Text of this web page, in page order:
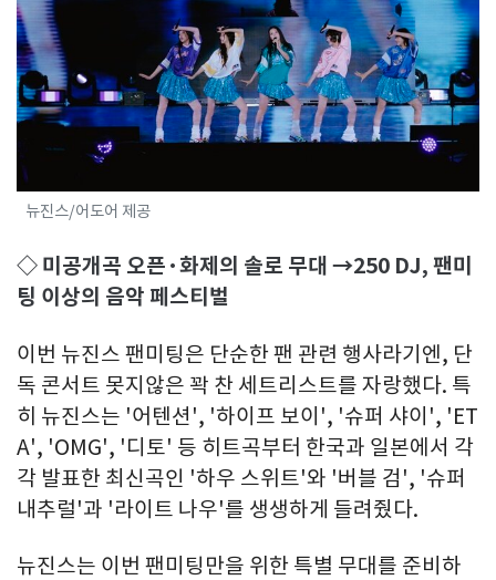
뉴진스/어도어 제공
◇ 미공개곡 오픈·화제의 솔로 무대 →250 DJ, 팬미
팅 이상의 음악 페스티벌
이번 뉴진스 팬미팅은 단순한 팬 관련 행사라기엔, 단
독 콘서트 못지않은 꽉 찬 세트리스트를 자랑했다. 특
히 뉴진스는 '어텐션', '하이프 보이', '슈퍼 샤이', 'ET
A', 'OMG', '디토' 등 히트곡부터 한국과 일본에서 각
각 발표한 최신곡인 '하우 스위트'와 '버블 검', '슈퍼
내추럴'과 '라이트 나우'를 생생하게 들려줬다.
뉴진스는 이번 팬미팅만을 위한 특별 무대를 준비하